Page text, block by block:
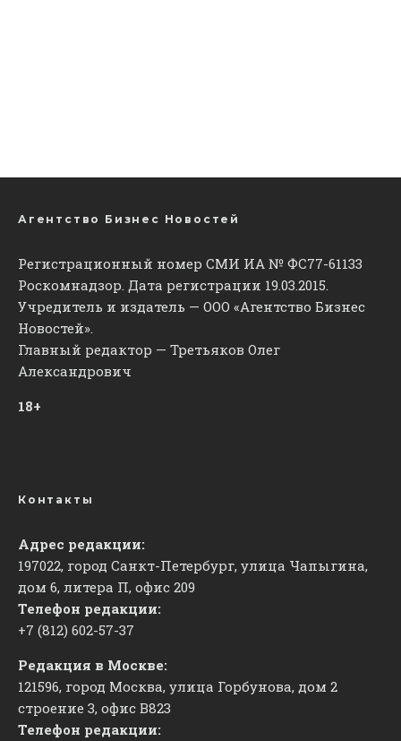
Агентство Бизнес Новостей
Регистрационный номер СМИ ИА № ФС77-61133
Роскомнадзор. Дата регистрации 19.03.2015.
Учредитель и издатель — ООО «Агентство Бизнес
Новостей».
Главный редактор — Третьяков Олег
Александрович
18+
Контакты
Адрес редакции:
197022, город Санкт-Петербург, улица Чапыгина,
дом 6, литера П, офис 209
Телефон редакции:
+7 (812) 602-57-37
Редакция в Москве:
121596, город Москва, улица Горбунова, дом 2
строение 3, офис ​В823
Телефон редакции: